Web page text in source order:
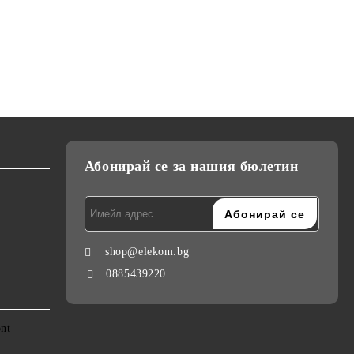
Абонирай се за нашия бюлетин
shop@elekom.bg
0885439220